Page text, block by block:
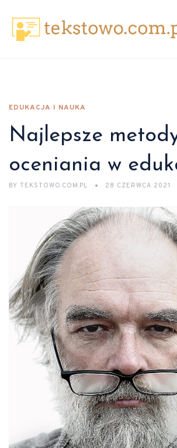
EDUKACJA I NAUKA
Najlepsze
oceniania w
BY TEKSTOWO.COM.PL 28 CZERWCA 2021